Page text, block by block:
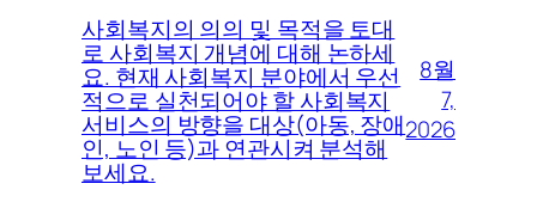
사회복지의 의의 및 목적을 토대
로 사회복지 개념에 대해 논하세
요. 현재 사회복지 분야에서 우선
적으로 실천되어야 할 사회복지
서비스의 방향을 대상(아동, 장애
인, 노인 등)과 연관시켜 분석해
보세요.
8월
7,
2026